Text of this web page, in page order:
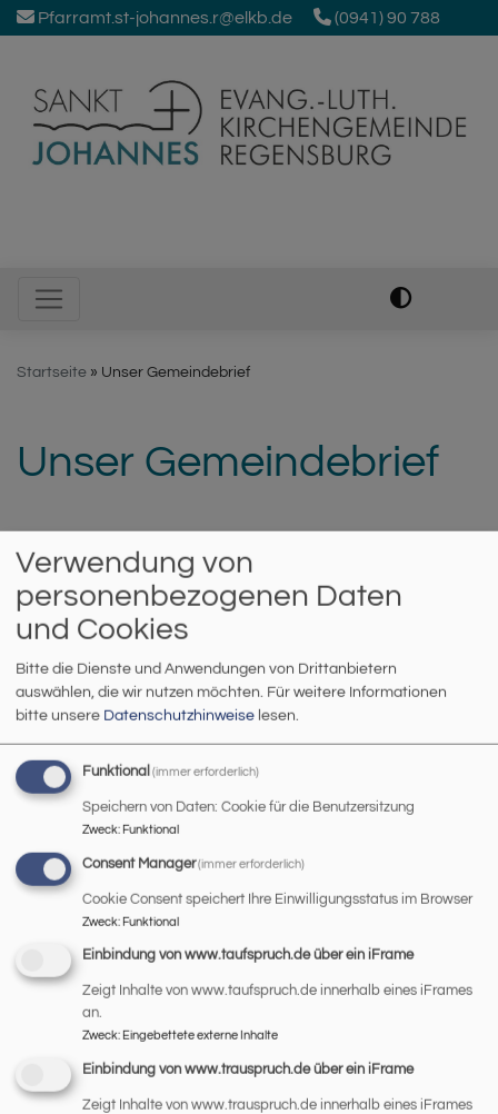
Direkt
zum
Pfarramt.st-johannes.r@elkb.de (0941) 90 788
Hauptnavigation
Startseite Unser Gemeindebrief
Unser Gemeindebrief
unsere Johannes-Info erscheinen 4x im Jahr.
Hier finden Sie die aktuellen Ausgaben zum Download,
Evangelisch in Regensburg - Der
Gemeindebrief für Regensburg
und Bad Abbach (Mantelteil)
EiR 2026-2 2.13 MB
EiR 2025-3
EiR 2025-2
Verwendung von
personenbezogenen Daten
und Cookies
Bitte die Dienste und Anwendungen von Drittanbietern
auswählen, die wir nutzen möchten. Für weitere Informationen
bitte unsere Datenschutzhinweise lesen.
Funktional (immer erforderlich)
Speichern von Daten: Cookie für die Benutzersitzung
Zweck: Funktional
Consent Manager (immer erforderlich)
Cookie Consent speichert Ihre Einwilligungsstatus im Browser
Zweck: Funktional
Einbindung von www.taufspruch.de über ein iFrame
Zeigt Inhalte von www.taufspruch.de innerhalb eines iFrames
an.
Zweck: Eingebettete externe Inhalte
Einbindung von www.trauspruch.de über ein iFrame
Zeigt Inhalte von www.trauspruch.de innerhalb eines iFrames